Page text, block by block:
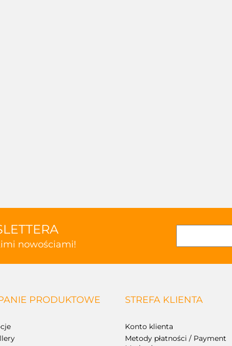
nowościami!
PRODUKTOWE STREFA KLIENTA
Konto klienta
Metody płatności / Payment